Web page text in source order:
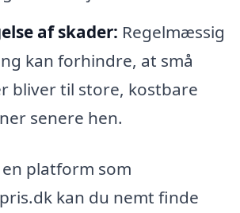
af skader: Regelmæssig
kan forhindre, at små
bliver til store, kostbare
senere hen.
platform som
kan du nemt finde